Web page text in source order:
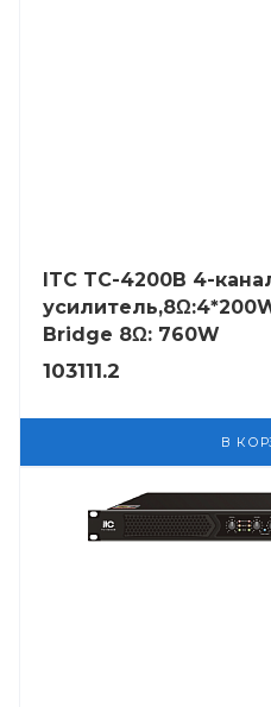
ITC TC-4200B 4-
Bridge 8Ω: 760W
103111.2
В